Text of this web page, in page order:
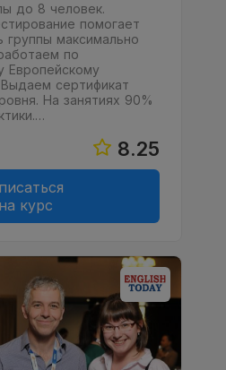
до 8 человек.
помогает
группы максимально
по
Европейскому
Выдаем сертификат
На занятиях 90%
8.25
на курс